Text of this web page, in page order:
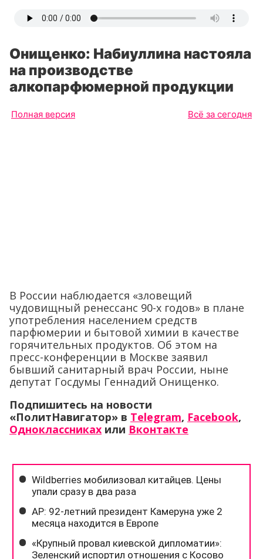
Онищенко: Набиуллина настояла
на производстве
алкопарфюмерной продукции
Полная версия Всё за сегодня
В России наблюдается «зловещий
чудовищный ренессанс 90-х годов» в плане
употребления населением средств
парфюмерии и бытовой химии в качестве
горячительных продуктов. Об этом на
пресс-конференции в Москве заявил
бывший санитарный врач России, ныне
депутат Госдумы Геннадий Онищенко.
Подпишитесь на новости
«ПолитНавигатор» в Telegram, Facebook,
Одноклассниках или Вконтакте